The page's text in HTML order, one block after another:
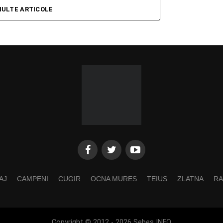
ARTICOLE
CAMPENI CUGIR OCNA MURES TEIUS ZLATNA